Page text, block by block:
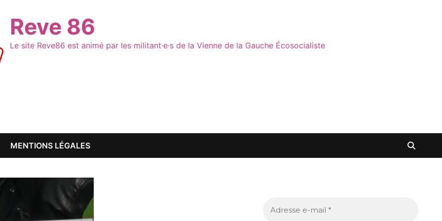
Reve 86
Le site Reve86 est animé par les militant·e·s de la Vienne de la Gauche Écosocialiste
MENTIONS LÉGALES